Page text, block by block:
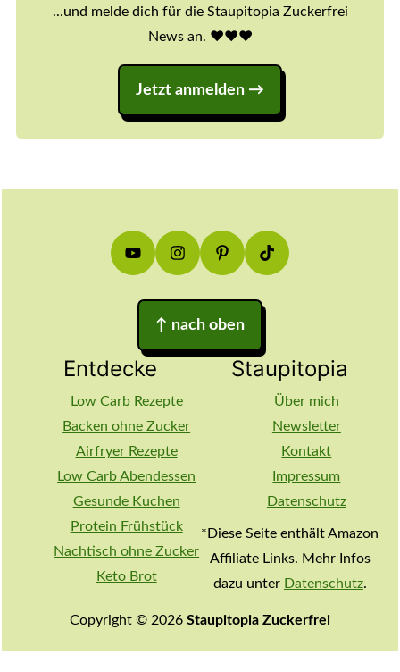
...und melde dich für die Staupitopia Zuckerfrei
News an. ♥️♥️♥️
Jetzt anmelden
↑ nach oben
Entdecke
Low Carb Rezepte
Backen ohne Zucker
Airfryer Rezepte
Low Carb Abendessen
Gesunde Kuchen
Protein Frühstück
Nachtisch ohne Zucker
Keto Brot
Staupitopia
Über mich
Newsletter
Kontakt
Impressum
Datenschutz
*Diese Seite enthält Amazon
Affiliate Links. Mehr Infos
dazu unter Datenschutz.
Copyright © 2026 Staupitopia Zuckerfrei